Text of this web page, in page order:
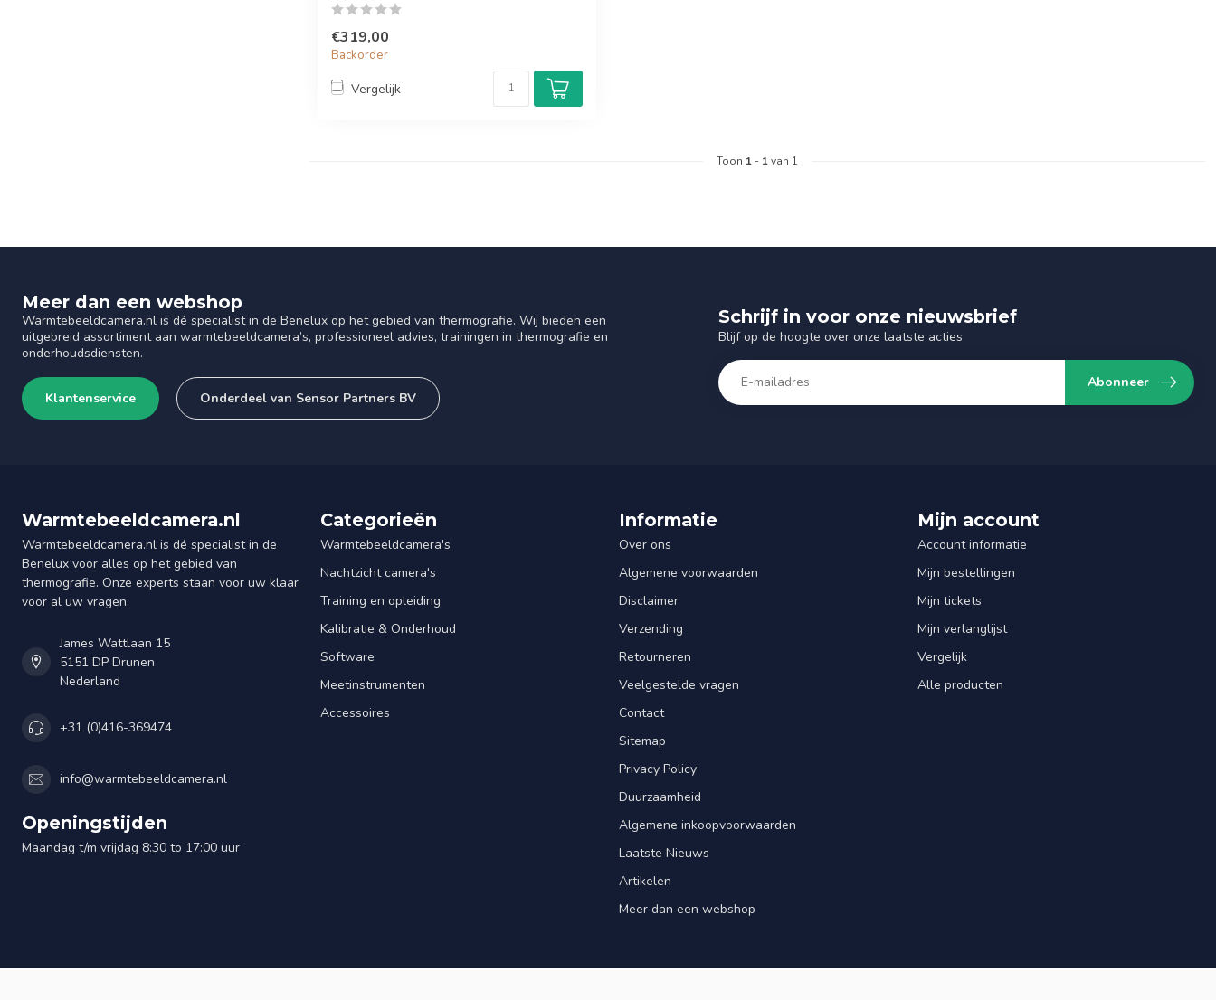
€319,00
Backorder
Vergelijk
Toon 1 - 1van 1
Meer dan een webshop
Warmtebeeldcamera.nl is dé specialist in de Benelux op het gebied van thermografie. Wij bieden een
uitgebreid assortiment aan warmtebeeldcamera’s, professioneel advies, trainingen in thermografie en
onderhoudsdiensten.
Klantenservice Onderdeel van Sensor Partners BV
Schrijf in voor onze nieuwsbrief
Blijf op de hoogte over onze laatste acties
Abonneer
Warmtebeeldcamera.nl
Warmtebeeldcamera.nl is dé specialist in de
Benelux voor alles op het gebied van
thermografie. Onze experts staan voor uw klaar
voor al uw vragen.
James Wattlaan 15
5151 DP Drunen
Nederland
+31 (0)416-369474
info@warmtebeeldcamera.nl
Openingstijden
Maandag t/m vrijdag 8:30 to 17:00 uur
Categorieën
Warmtebeeldcamera's
Nachtzicht camera's
Training en opleiding
Kalibratie & Onderhoud
Software
Meetinstrumenten
Accessoires
Informatie
Over ons
Algemene voorwaarden
Disclaimer
Verzending
Retourneren
Veelgestelde vragen
Contact
Sitemap
Privacy Policy
Duurzaamheid
Algemene inkoopvoorwaarden
Laatste Nieuws
Artikelen
Meer dan een webshop
Mijn account
Account informatie
Mijn bestellingen
Mijn tickets
Mijn verlanglijst
Vergelijk
Alle producten